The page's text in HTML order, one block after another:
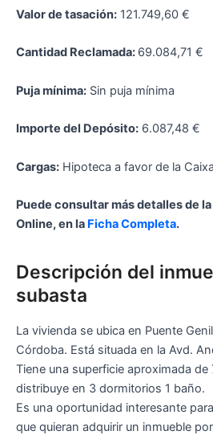
Valor de tasación: 121.749,60 €
Cantidad Reclamada: 69.084,71 €
Puja mínima: Sin puja mínima
Importe del Depósito: 6.087,48 €
Cargas: Hipoteca a favor de la Caixa
Puede consultar más detalles de
Online, en la Ficha Completa.
Descripción del
subasta
La vivienda se ubica en Puente
Córdoba. Está situada en la Avd.
Tiene una superficie aproximada de
distribuye en 3 dormitorios 1 baño.
Es una oportunidad interesante
que quieran adquirir un inmueble